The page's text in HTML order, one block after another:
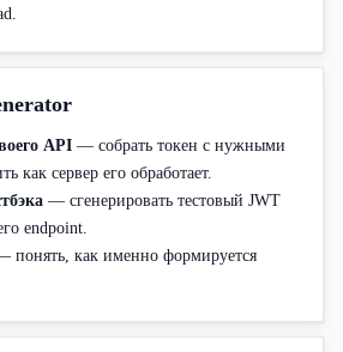
API — собрать токен с нужными
как сервер его обработает.
— сгенерировать тестовый JWT
endpoint.
понять, как именно формируется